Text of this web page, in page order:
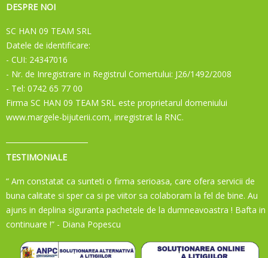
DESPRE NOI
SC HAN 09 TEAM SRL
Datele de identificare:
- CUI: 24347016
- Nr. de Inregistrare in Registrul Comertului: J26/1492/2008
- Tel: 0742 65 77 00
Firma SC HAN 09 TEAM SRL este proprietarul domeniului
www.margele-bijuterii.com, inregistrat la RNC.
TESTIMONIALE
“ Am constatat ca sunteti o firma serioasa, care ofera servicii de
buna calitate si sper ca si pe viitor sa colaboram la fel de bine. Au
ajuns in deplina siguranta pachetele de la dumneavoastra ! Bafta in
continuare !” - Diana Popescu